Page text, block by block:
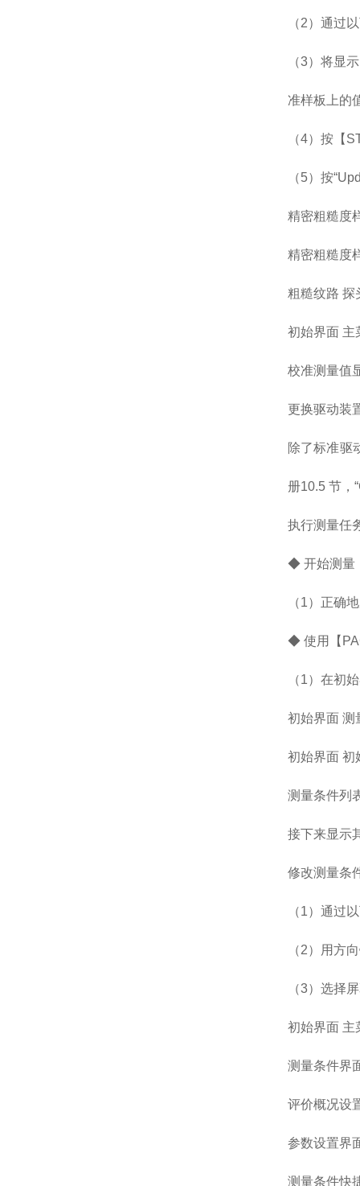
（2）通过
（3）将显
准样板上的
（4）按【
（5）按
精密粗糙度
精密粗糙度
粗糙纹路 探
初始界面 主
校准测量值
更换驱动装
除了标准驱
册10.5 节，
执行测量任
◆ 开始测量
（1）正确
◆ 使用【
（1）在初
初始界面 测
初始界面 初
测量条件列
接下来显示
修改测量条
（1）通过
（2）用方
（3）选择
初始界面 主
测量条件界
评价概况设
参数设置界
测量条件快